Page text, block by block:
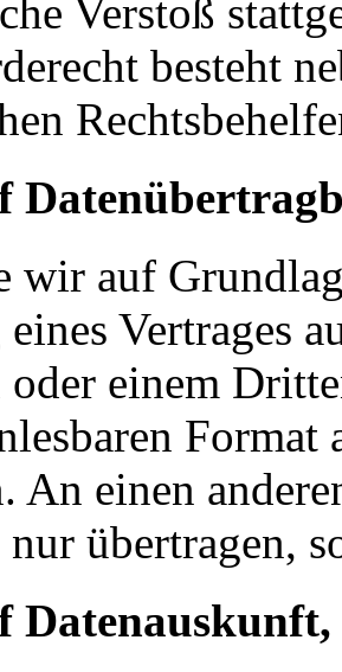
Verstoß
besteht
wir auf
Vertrages
einem
Format
An einen
nur übertragen,